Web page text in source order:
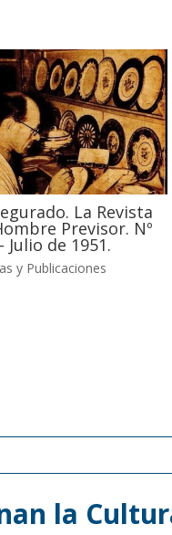
La Revista
Previsor. Nº
Julio de 1951.
y Publicaciones
la